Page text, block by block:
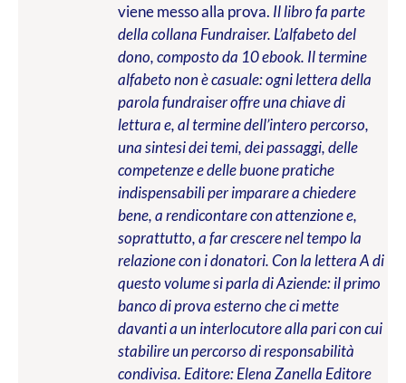
viene messo alla prova. Il libro fa parte
della collana Fundraiser. L’alfabeto del
dono, composto da 10 ebook. Il termine
alfabeto non è casuale: ogni lettera della
parola fundraiser offre una chiave di
lettura e, al termine dell’intero percorso,
una sintesi dei temi, dei passaggi, delle
competenze e delle buone pratiche
indispensabili per imparare a chiedere
bene, a rendicontare con attenzione e,
soprattutto, a far crescere nel tempo la
relazione con i donatori. Con la lettera A di
questo volume si parla di Aziende: il primo
banco di prova esterno che ci mette
davanti a un interlocutore alla pari con cui
stabilire un percorso di responsabilità
condivisa. Editore: Elena Zanella Editore